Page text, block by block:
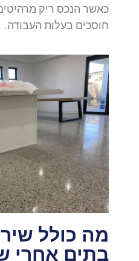
כאשר הנכס ריק
חוסכים בעלות העבודה.
מה כולל
בתים אחרי